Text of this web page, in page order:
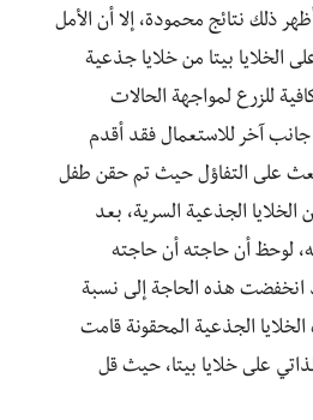
ذلك نتائج محمودة، إلا أن الأمل
الخلايا بيتا من خلايا جذعية
للزرع لمواجهة الحالات
آخر للاستعمال فقد أقدم
على التفاؤل حيث تم حقن طفل
الجذعية السرية، بعد
لوحظ أن حاجته أن حاجته
انخفضت هذه الحاجة إلى نسبة
الخلايا الجذعية المحقونة قامت
على خلايا بيتا، حيث قل